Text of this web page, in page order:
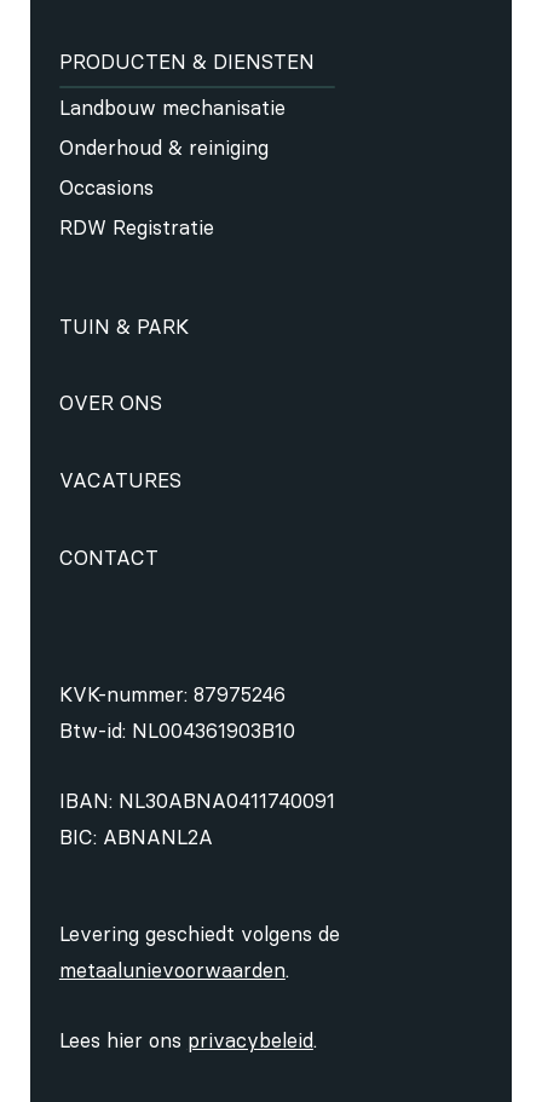
PRODUCTEN & DIENSTEN
Landbouw mechanisatie
Onderhoud & reiniging
Occasions
RDW Registratie
TUIN & PARK
OVER ONS
VACATURES
CONTACT
KVK-nummer: 87975246
Btw-id: NL004361903B10
IBAN: NL30ABNA0411740091
BIC: ABNANL2A
Levering geschiedt volgens de
metaalunievoorwaarden.
Lees hier ons privacybeleid.